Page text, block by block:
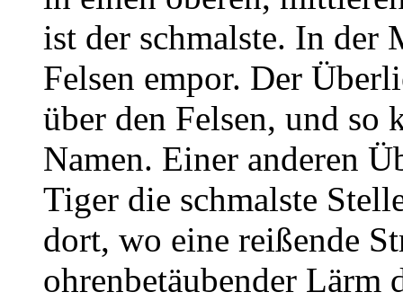
ist der schmalste. In der
Felsen empor. Der
über den Felsen, und so
Namen. Einer anderen
Tiger die schmalste
dort, wo eine reißende
ohrenbetäubender Lärm